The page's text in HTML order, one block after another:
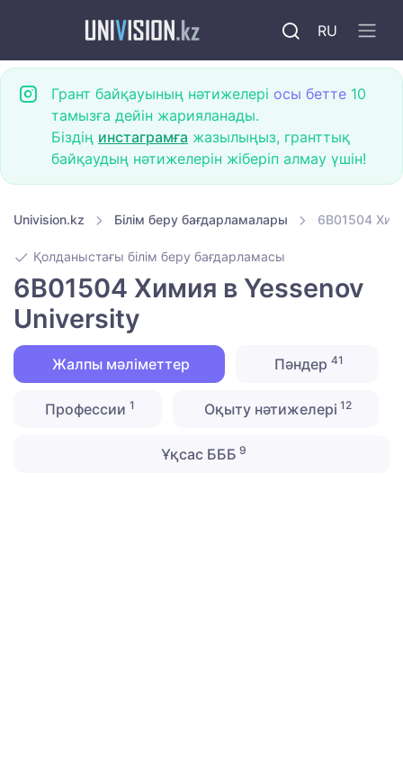
RU
Грант байқауының нәтижелері осы бетте 10
тамызға дейін жарияланады.
Біздің инстаграмға жазылыңыз, гранттық
байқаудың нәтижелерін жіберіп алмау үшін!
Univision.kz Білім беру бағдарламалары 6B01504
Қолданыстағы білім беру бағдарламасы
6B01504 Химия в Yessenov
University
Жалпы мәліметтер Пәндер 41
Профессии 1 Оқыту нәтижелері 12
Ұқсас БББ 9